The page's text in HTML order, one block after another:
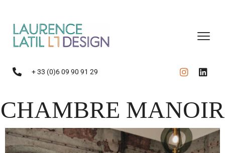
+ 33 (0)6 09 90 91 29
CHAMBRE MANOIR